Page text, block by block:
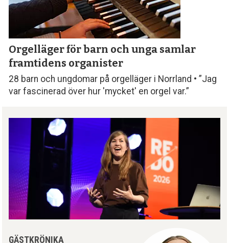
Orgelläger för barn och unga samlar
framtidens organister
28 barn och ungdomar på orgelläger i Norrland • ”Jag
var fascinerad över hur 'mycket' en orgel var.”
GÄSTKRÖNIKA